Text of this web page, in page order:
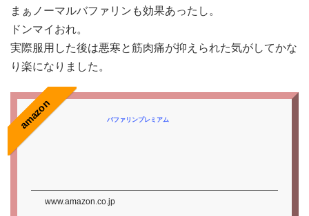
まぁノーマルバファリンも効果あったし。
ドンマイおれ。
実際服用した後は悪寒と筋肉痛が抑えられた気がしてかな
り楽になりました。
amazon バファリンプレミアム
www.amazon.co.jp